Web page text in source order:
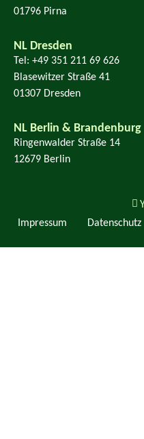
01796 Pirna
NL Dresden
Tel: +49 351 211 69 626
Blasewitzer Straße 41
01307 Dresden
NL Berlin & Brandenburg
Ringenwalder Straße 14
12679 Berlin
Impressum Datenschutz